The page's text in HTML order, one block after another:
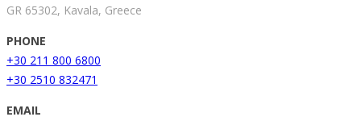
GR 65302, Kavala, Greece
PHONE
+30 211 800 6800
+30 2510 832471
EMAIL